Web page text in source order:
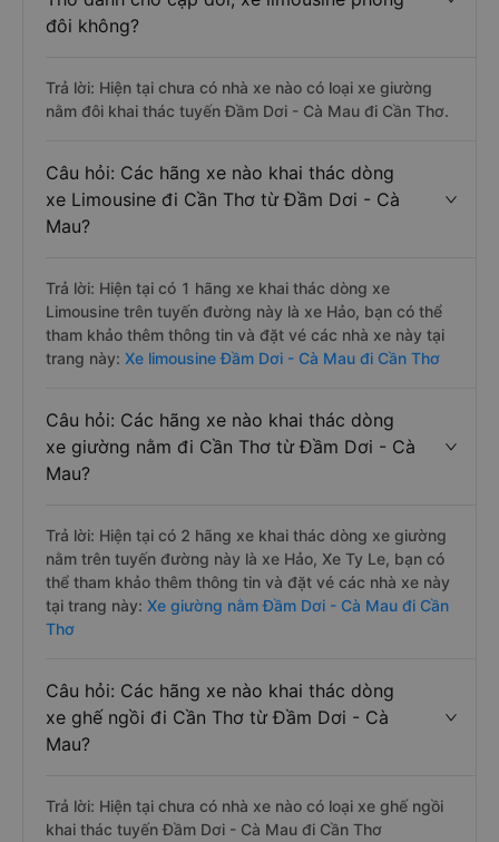
đôi không?
Trả lời: Hiện tại chưa có nhà xe nào có loại xe giường
nằm đôi khai thác tuyến Đầm Dơi - Cà Mau đi Cần Thơ.
Câu hỏi: Các hãng xe nào khai thác dòng
xe Limousine đi Cần Thơ từ Đầm Dơi - Cà
Mau?
Trả lời: Hiện tại có 1 hãng xe khai thác dòng xe
Limousine trên tuyến đường này là xe Hảo, bạn có thể
tham khảo thêm thông tin và đặt vé các nhà xe này tại
trang này: Xe limousine Đầm Dơi - Cà Mau đi Cần Thơ
Câu hỏi: Các hãng xe nào khai thác dòng
xe giường nằm đi Cần Thơ từ Đầm Dơi - Cà
Mau?
Trả lời: Hiện tại có 2 hãng xe khai thác dòng xe giường
nằm trên tuyến đường này là xe Hảo, Xe Ty Le, bạn có
thể tham khảo thêm thông tin và đặt vé các nhà xe này
tại trang này: Xe giường nằm Đầm Dơi - Cà Mau đi Cần
Thơ
Câu hỏi: Các hãng xe nào khai thác dòng
xe ghế ngồi đi Cần Thơ từ Đầm Dơi - Cà
Mau?
Trả lời: Hiện tại chưa có nhà xe nào có loại xe ghế ngồi
khai thác tuyến Đầm Dơi - Cà Mau đi Cần Thơ